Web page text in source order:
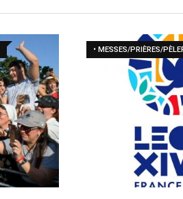
• MESSES/PRIÈRES/